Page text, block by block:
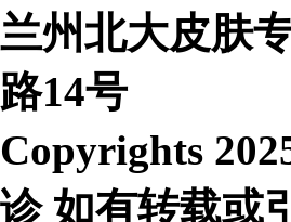
兰州北大皮肤
路14号
Copyrights
诊 如有转载或